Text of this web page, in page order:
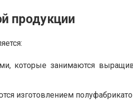
продукции
которые занимаются
изготовлением